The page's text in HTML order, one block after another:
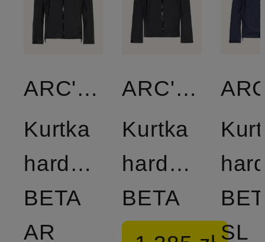
ARC'TERYX
Kurtka
hardshell
BETA
AR
ARC'TERYX
Kurtka
hardshell
BETA
SL